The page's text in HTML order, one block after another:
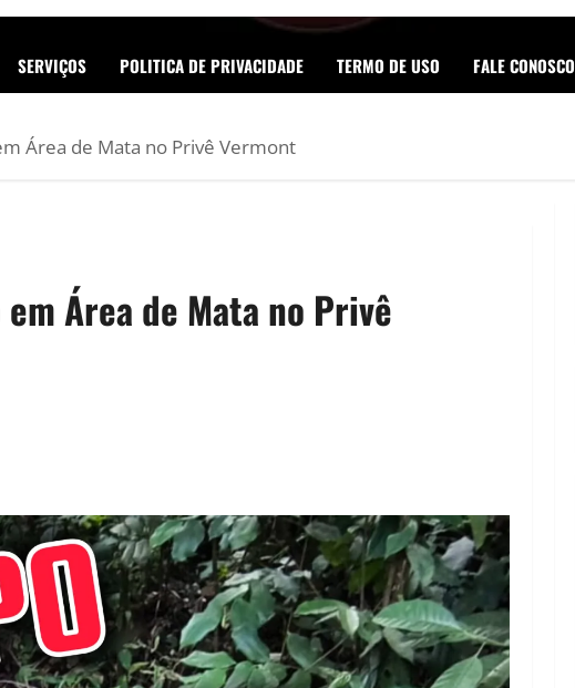
SERVIÇOS POLITICA DE PRIVACIDADE TERMO DE USO FALE CONOSCO
Área de Mata no Privê Vermont
Área de Mata no Privê